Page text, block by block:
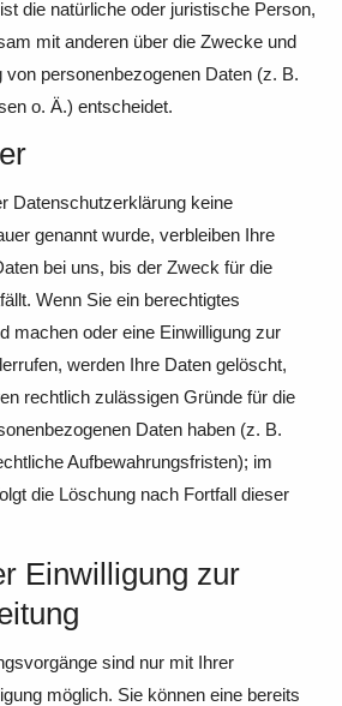
die natürliche oder juristische Person,
mit anderen über die Zwecke und
von personenbezogenen Daten (z. B.
o. Ä.) entscheidet.
Datenschutzerklärung keine
genannt wurde, verbleiben Ihre
bei uns, bis der Zweck für die
Wenn Sie ein berechtigtes
machen oder eine Einwilligung zur
werden Ihre Daten gelöscht,
rechtlich zulässigen Gründe für die
Daten haben (z. B.
Aufbewahrungsfristen); im
die Löschung nach Fortfall dieser
Einwilligung zur
sind nur mit Ihrer
möglich. Sie können eine bereits